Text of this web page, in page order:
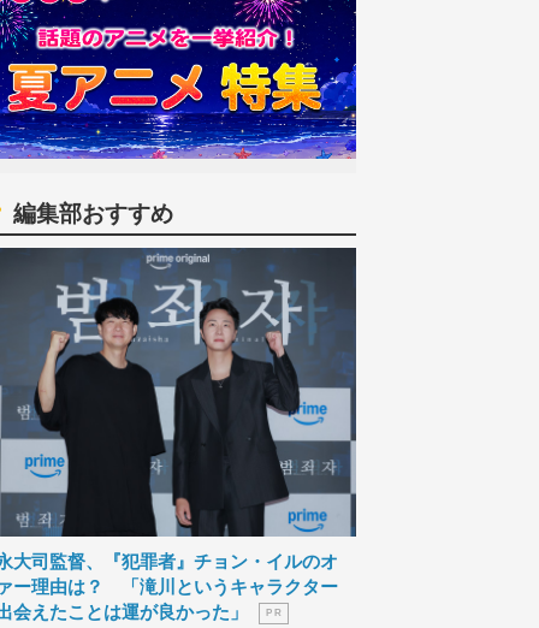
編集部おすすめ
大司監督、『犯罪者』チョン・イルのオ
ー理由は？ 「滝川というキャラクター
会えたことは運が良かった」
P R